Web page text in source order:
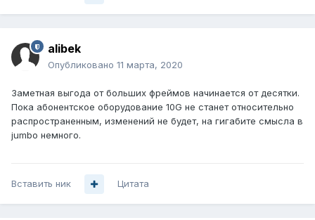
alibek
Опубликовано 11 марта, 2020
Заметная выгода от больших фреймов начинается от десятки.
Пока абонентское оборудование 10G не станет относительно
распространенным, изменений не будет, на гигабите смысла в
jumbo немного.
Вставить ник Цитата